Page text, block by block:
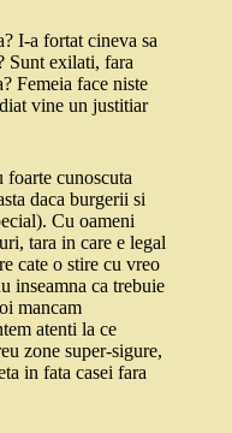
I-a fortat cineva sa
Sunt exilati, fara
Femeia face niste
vine un justitiar
foarte cunoscuta
daca burgerii si
Cu oameni
tara in care e legal
cate o stire cu vreo
inseamna ca trebuie
mancam
atenti la ce
zone super-sigure,
in fata casei fara